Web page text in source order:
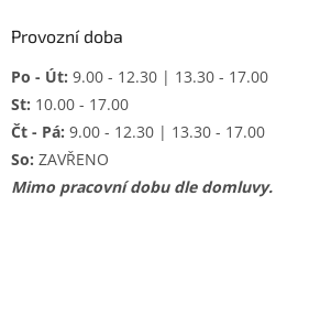
Provozní doba
Po - Út: 9.00 - 12.30 | 13.30 - 17.00
St: 10.00 - 17.00
Čt - Pá: 9.00 - 12.30 | 13.30 - 17.00
So: ZAVŘENO
Mimo pracovní dobu dle domluvy.